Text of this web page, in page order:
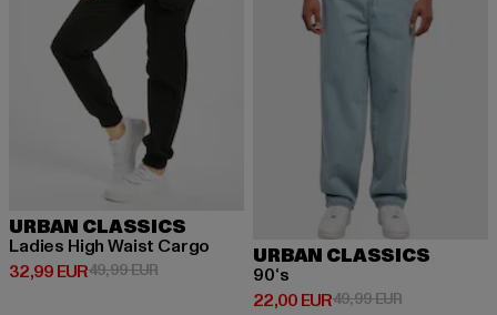
URBAN CLASSICS
Ladies High Waist Cargo
32,99 EUR
Derzeitiger Preis: 32,99 EUR
49,99 EURAktionspreis: 49,99 EUR
URBAN CLASSICS
90‘s
22,00 EUR
Derzeitiger Preis: 22,00 EUR
49,99 EURAktionspreis: